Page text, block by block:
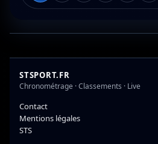
STSPORT.FR
Chronométrage · Classements · Live
Contact
Mentions légales
STS